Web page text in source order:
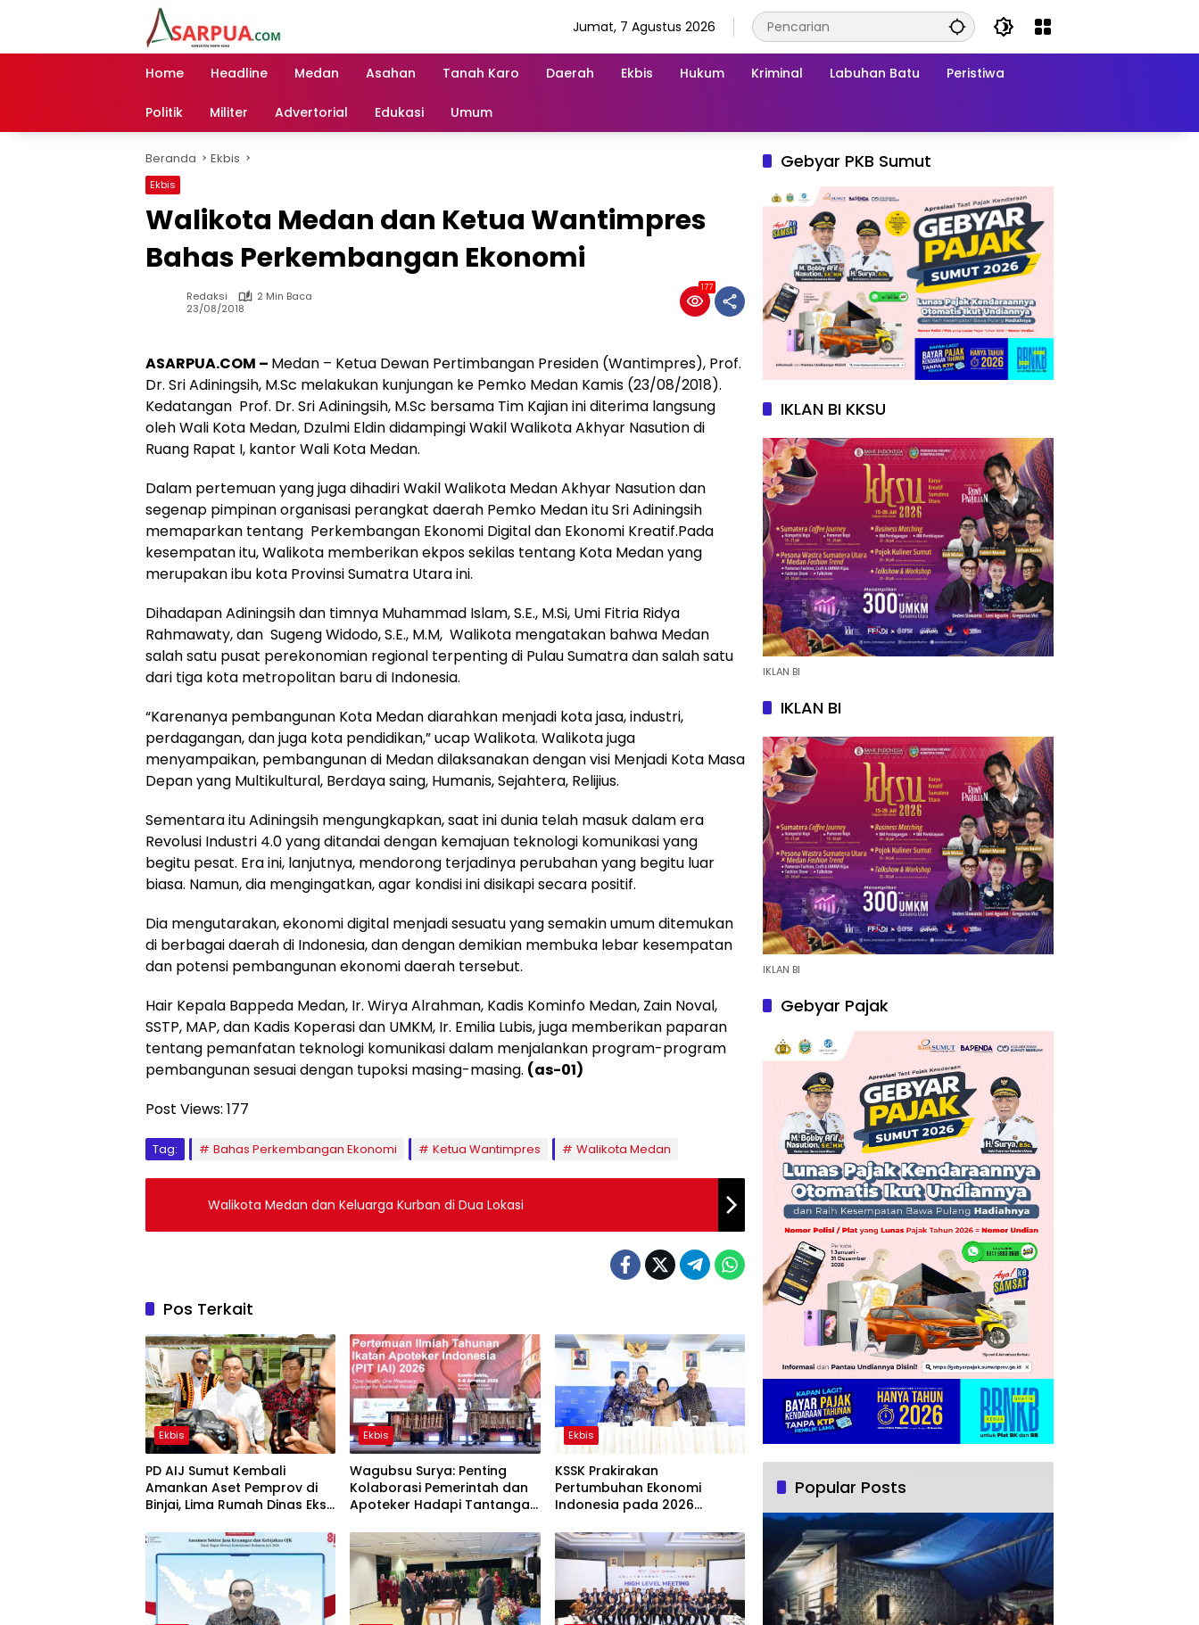
Jumat, 7 Agustus 2026
Home Headline Medan Asahan Tanah Karo Daerah Ekbis Hukum Kriminal Labuhan Batu Peristiwa
Politik Militer Advertorial Edukasi Umum
Beranda Ekbis
Ekbis
Walikota Medan dan Ketua Wantimpres
Bahas Perkembangan Ekonomi
Redaksi
2 Min Baca
23/08/2018
177
ASARPUA.COM – Medan – Ketua Dewan Pertimbangan Presiden (Wantimpres), Prof.
Dr. Sri Adiningsih, M.Sc melakukan kunjungan ke Pemko Medan Kamis (23/08/2018).
Kedatangan Prof. Dr. Sri Adiningsih, M.Sc bersama Tim Kajian ini diterima langsung
oleh Wali Kota Medan, Dzulmi Eldin didampingi Wakil Walikota Akhyar Nasution di
Ruang Rapat I, kantor Wali Kota Medan.
Dalam pertemuan yang juga dihadiri Wakil Walikota Medan Akhyar Nasution dan
segenap pimpinan organisasi perangkat daerah Pemko Medan itu Sri Adiningsih
memaparkan tentang Perkembangan Ekonomi Digital dan Ekonomi Kreatif.Pada
kesempatan itu, Walikota memberikan ekpos sekilas tentang Kota Medan yang
merupakan ibu kota Provinsi Sumatra Utara ini.
Dihadapan Adiningsih dan timnya Muhammad Islam, S.E., M.Si, Umi Fitria Ridya
Rahmawaty, dan Sugeng Widodo, S.E., M.M, Walikota mengatakan bahwa Medan
salah satu pusat perekonomian regional terpenting di Pulau Sumatra dan salah satu
dari tiga kota metropolitan baru di Indonesia.
“Karenanya pembangunan Kota Medan diarahkan menjadi kota jasa, industri,
perdagangan, dan juga kota pendidikan,” ucap Walikota. Walikota juga
menyampaikan, pembangunan di Medan dilaksanakan dengan visi Menjadi Kota Masa
Depan yang Multikultural, Berdaya saing, Humanis, Sejahtera, Relijius.
Sementara itu Adiningsih mengungkapkan, saat ini dunia telah masuk dalam era
Revolusi Industri 4.0 yang ditandai dengan kemajuan teknologi komunikasi yang
begitu pesat. Era ini, lanjutnya, mendorong terjadinya perubahan yang begitu luar
biasa. Namun, dia mengingatkan, agar kondisi ini disikapi secara positif.
Dia mengutarakan, ekonomi digital menjadi sesuatu yang semakin umum ditemukan
di berbagai daerah di Indonesia, dan dengan demikian membuka lebar kesempatan
dan potensi pembangunan ekonomi daerah tersebut.
Hair Kepala Bappeda Medan, Ir. Wirya Alrahman, Kadis Kominfo Medan, Zain Noval,
SSTP, MAP, dan Kadis Koperasi dan UMKM, Ir. Emilia Lubis, juga memberikan paparan
tentang pemanfatan teknologi komunikasi dalam menjalankan program-program
pembangunan sesuai dengan tupoksi masing-masing. (as-01)
Post Views: 177
Tag: Bahas Perkembangan Ekonomi Ketua Wantimpres Walikota Medan
Walikota Medan dan Keluarga Kurban di Dua Lokasi
Pos Terkait
Ekbis
PD AIJ Sumut Kembali
Amankan Aset Pemprov di
Binjai, Lima Rumah Dinas Eks
Ekbis
Wagubsu Surya: Penting
Kolaborasi Pemerintah dan
Apoteker Hadapi Tantangan
Ekbis
KSSK Prakirakan
Pertumbuhan Ekonomi
Indonesia pada 2026
Gebyar PKB Sumut
IKLAN BI KKSU
IKLAN BI
IKLAN BI
IKLAN BI
Gebyar Pajak
Popular Posts